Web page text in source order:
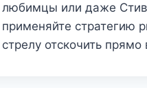
любимцы или даже Стив
применяйте стратегию
стрелу отскочить